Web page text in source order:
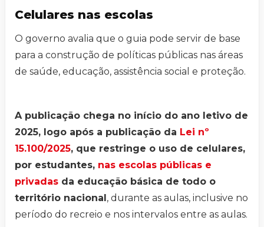
Celulares nas escolas
O governo avalia que o guia pode servir de base
para a construção de políticas públicas nas áreas
de saúde, educação, assistência social e proteção.
A publicação chega no início do ano letivo de
2025, logo após a publicação da Lei nº
15.100/2025, que restringe o uso de celulares,
por estudantes, nas escolas públicas e
privadas da educação básica de todo o
território nacional , durante as aulas, inclusive no
período do recreio e nos intervalos entre as aulas.